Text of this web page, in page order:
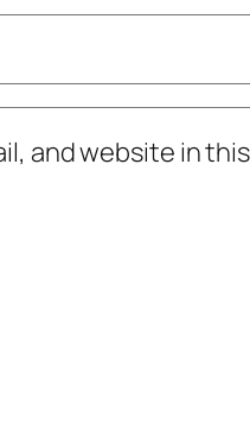
and website in